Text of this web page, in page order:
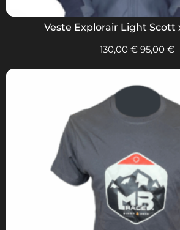
Veste Explorair Light Scott
130,00€ 95,00 €